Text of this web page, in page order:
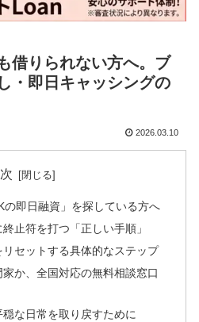
借りられない方へ。ブ
・即日キャッシングの
2026.03.10
の即日融資」を探している方へ
止符を打つ「正しい手順」
セットする具体的なステップ
か、全国対応の無料相談窓口
な日常を取り戻すために